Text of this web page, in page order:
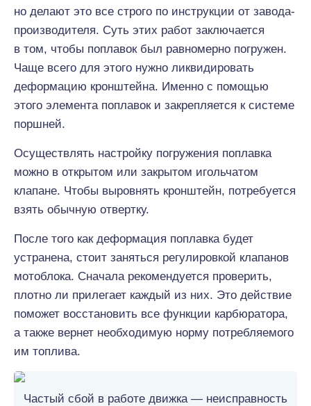
но делают это все строго по инструкции от завода-
производителя. Суть этих работ заключается
в том, чтобы поплавок был равномерно погружен.
Чаще всего для этого нужно ликвидировать
деформацию кронштейна. Именно с помощью
этого элемента поплавок и закрепляется к системе
поршней.
Осуществлять настройку погружения поплавка
можно в открытом или закрытом игольчатом
клапане. Чтобы выровнять кронштейн, потребуется
взять обычную отвертку.
После того как деформация поплавка будет
устранена, стоит заняться регулировкой клапанов
мотоблока. Сначала рекомендуется проверить,
плотно ли прилегает каждый из них. Это действие
поможет восстановить все функции карбюратора,
а также вернет необходимую норму потребляемого
им топлива.
Частый сбой в работе движка — неисправность